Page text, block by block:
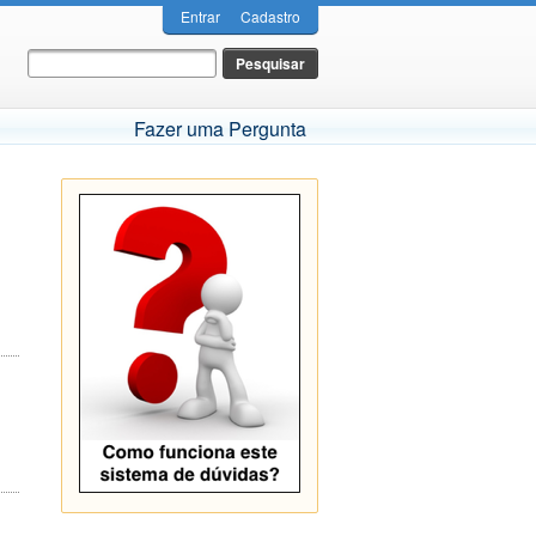
Entrar Cadastro
Fazer uma Pergunta